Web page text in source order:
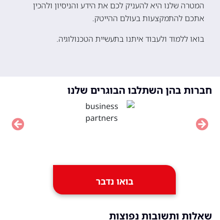
המטרה שלנו היא להעניק לכם את הידע והניסיון ולהכין
אתכם להתמקצעות בעולם ההייטק.
בואו ללמוד ולעבוד איתנו בתעשיית הטכנולוגיה.
חברות בהן השתלבו הבוגרים שלנו
Next
בואו נדבר
שאלות ותשובות נפוצות